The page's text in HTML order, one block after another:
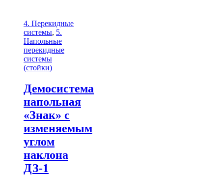
4. Перекидные
системы, 5.
Напольные
перекидные
системы
(стойки)
Демосистема
напольная
«Знак» с
изменяемым
углом
наклона
ДЗ-1